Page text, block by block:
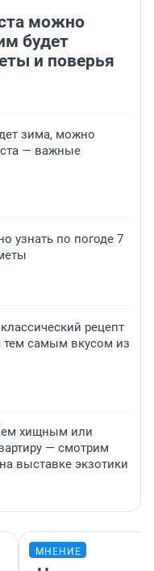
можно
будет
и поверья
зима, можно
— важные
узнать по погоде 7
рецепт
тем самым вкусом из
хищным или
— смотрим
выставке экзотики
МНЕНИЕ